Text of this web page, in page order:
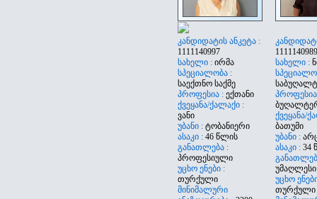
კანდიდატის ანკეტა :
1111140997
სახელი : ირმა
სპეციალობა :
საექთნო საქმე
პროფესია : ექთანი
ქვეყანა/ქალაქი :
ვანი
უბანი : ტობანიერი
ასაკი : 46 წლის
განათლება :
პროფესიული
უცხო ენები :
თურქული
მინიმალური
1111140989
სახელი :
ქვეყანა/
ბათუმი
უბანი :
ასაკი : 34
უმაღლესი
უცხო
თურქული